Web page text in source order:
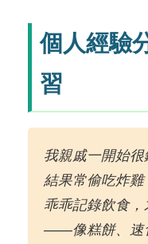
個人經驗
習
我親戚一開始很
結果常偷吃炸
乖乖記錄飲食
——像糕餅、速